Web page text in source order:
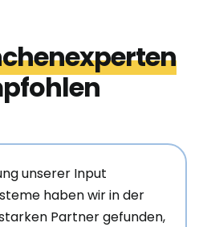
unserer Input
haben wir in der
Partner gefunden,